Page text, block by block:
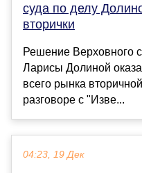
суда по делу
вторички
Решение Верховного
Ларисы Долиной
всего рынка
разговоре с "Изве...
04:23, 19 Дек